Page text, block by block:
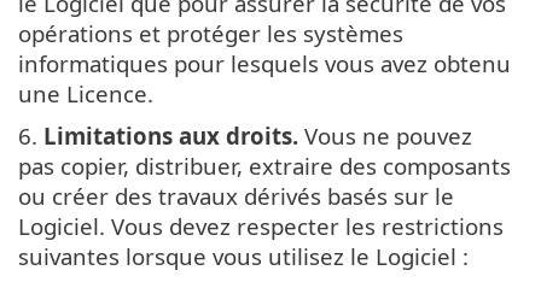
opérations et protéger les systèmes
informatiques pour lesquels vous avez obtenu
une Licence.
6. Limitations aux droits. Vous ne pouvez
pas copier, distribuer, extraire des composants
ou créer des travaux dérivés basés sur le
Logiciel. Vous devez respecter les restrictions
suivantes lorsque vous utilisez le Logiciel :